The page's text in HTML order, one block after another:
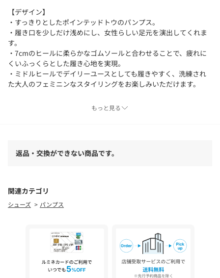
【デザイン】
・すっきりとしたポインテッドトウのパンプス。
・履き口を少しだけ浅めにし、女性らしい足元を演出してくれま
す。
・7cmのヒールに柔らかなゴムソールと合わせることで、疲れに
くいふっくらとした履き心地を実現。
・ミドルヒールでデイリーユースとしても履きやすく、洗練され
た大人のフェミニンなスタイリングをお楽しみいただけます。
替えをして、毎日履いても安心な機能を付けました。
・ベーシックなブラック・ベージュの2色展開。
※ブラック2色（019／119）とベージュ2色（052／152）はコー
ドが異なるだけで全く同じものです。
しております。この効果は永久的ではありません。
もっと見る
返品・交換ができない商品です。
関連カテゴリ
シューズ パンプス